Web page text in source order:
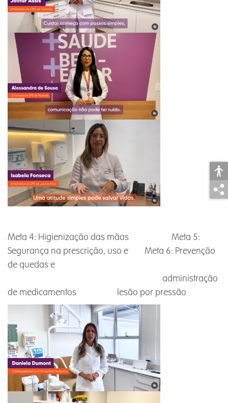
Meta 4: Higienização das mãos Meta 5:
Segurança na prescrição, uso e Meta 6: Prevenção
de quedas e
administração
de medicamentos lesão por pressão